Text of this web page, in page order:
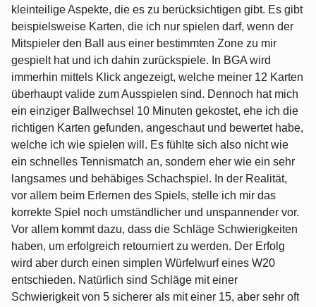
kleinteilige Aspekte, die es zu berücksichtigen gibt. Es gibt
beispielsweise Karten, die ich nur spielen darf, wenn der
Mitspieler den Ball aus einer bestimmten Zone zu mir
gespielt hat und ich dahin zurückspiele. In BGA wird
immerhin mittels Klick angezeigt, welche meiner 12 Karten
überhaupt valide zum Ausspielen sind. Dennoch hat mich
ein einziger Ballwechsel 10 Minuten gekostet, ehe ich die
richtigen Karten gefunden, angeschaut und bewertet habe,
welche ich wie spielen will. Es fühlte sich also nicht wie
ein schnelles Tennismatch an, sondern eher wie ein sehr
langsames und behäbiges Schachspiel. In der Realität,
vor allem beim Erlernen des Spiels, stelle ich mir das
korrekte Spiel noch umständlicher und unspannender vor.
Vor allem kommt dazu, dass die Schläge Schwierigkeiten
haben, um erfolgreich retourniert zu werden. Der Erfolg
wird aber durch einen simplen Würfelwurf eines W20
entschieden. Natürlich sind Schläge mit einer
Schwierigkeit von 5 sicherer als mit einer 15, aber sehr oft